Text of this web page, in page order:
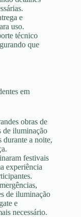
e
uso.
técnico
que
em
obras de
de iluminação
durante a noite,
festivais
experiência
de iluminação
e
necessário.